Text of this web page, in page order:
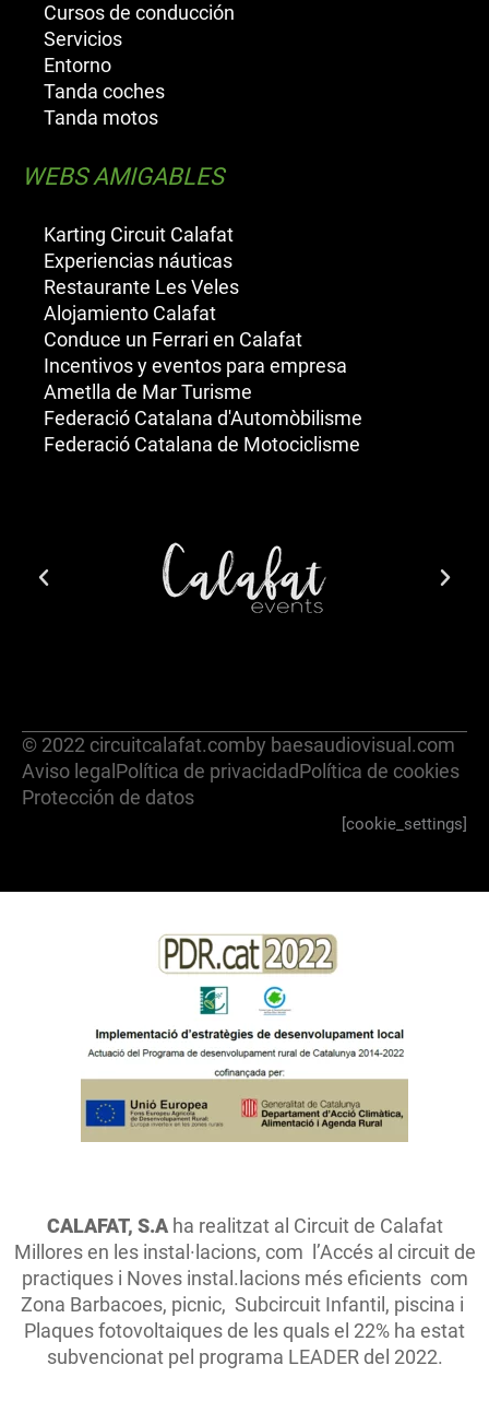
Cursos de conducción
Servicios
Entorno
Tanda coches
Tanda motos
WEBS AMIGABLES
Karting Circuit Calafat
Experiencias náuticas
Restaurante Les Veles
Alojamiento Calafat
Conduce un Ferrari en Calafat
Incentivos y eventos para empresa
Ametlla de Mar Turisme
Federació Catalana d'Automòbilisme
Federació Catalana de Motociclisme
© 2022 circuitcalafat.comby baesaudiovisual.com
Aviso legalPolítica de privacidadPolítica de cookies
Protección de datos
[cookie_settings]
CALAFAT, S.Aha realitzat al Circuit de Calafat
Millores en les instal·lacions, com l’Accés al circuit de
practiques i Noves instal.lacions més eficients com
Zona Barbacoes, picnic, Subcircuit Infantil, piscina i
Plaques fotovoltaiques de les quals el 22% ha estat
subvencionat pel programa LEADER del 2022.